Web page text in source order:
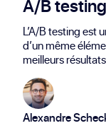
A/B testing
L’A/B testing est
d’un même
meilleurs
Alexandre